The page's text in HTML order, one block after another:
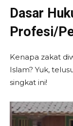
Dasar
Profesi/
Kenapa zakat
Islam? Yuk,
singkat ini!